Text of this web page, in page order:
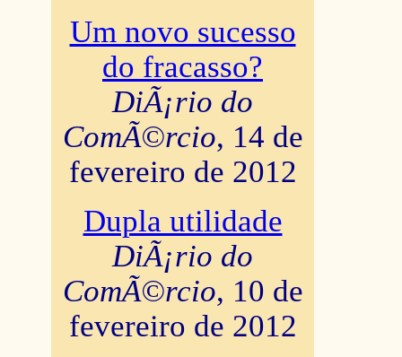
Um novo sucesso
do fracasso?
DiÃ¡rio do
ComÃ©rcio, 14 de
fevereiro de 2012
Dupla utilidade
DiÃ¡rio do
ComÃ©rcio, 10 de
fevereiro de 2012